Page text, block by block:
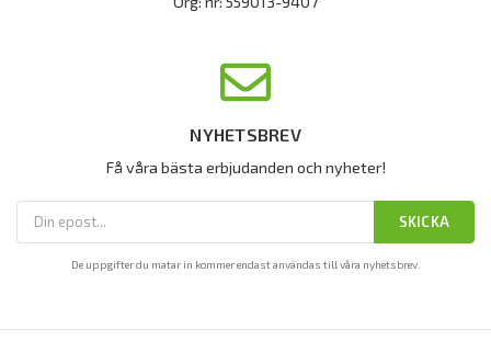
NYHETSBREV
Få våra bästa erbjudanden och nyheter!
SKICKA
De uppgifter du matar in kommer endast användas till våra nyhetsbrev.